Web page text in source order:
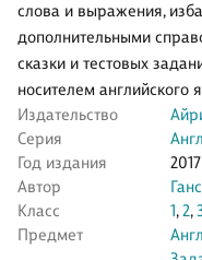
слова и выражения,
дополнительными
сказки и тестовых
носителем английского
Издательство
Серия
Год издания
2017
Автор
Класс
1,2,
Предмет